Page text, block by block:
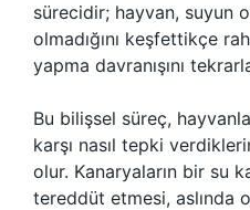
sürecidir; hayvan, suyun
olmadığını keşfettikçe
yapma davranışını
Bu bilişsel süreç,
karşı nasıl tepki
olur. Kanaryaların bir su
tereddüt etmesi, aslında